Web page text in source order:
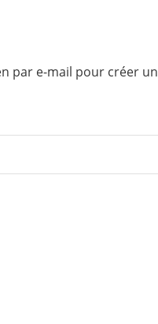
par e-mail pour créer un